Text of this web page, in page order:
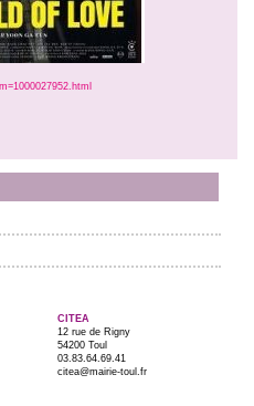
CITEA
12 rue de Rigny
54200 Toul
03.83.64.69.41
citea@mairie-toul.fr